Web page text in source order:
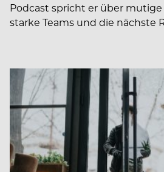
Podcast spricht er über
starke Teams und die nächste